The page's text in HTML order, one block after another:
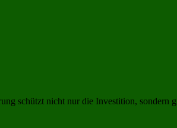
schützt nicht nur die Investition, sondern